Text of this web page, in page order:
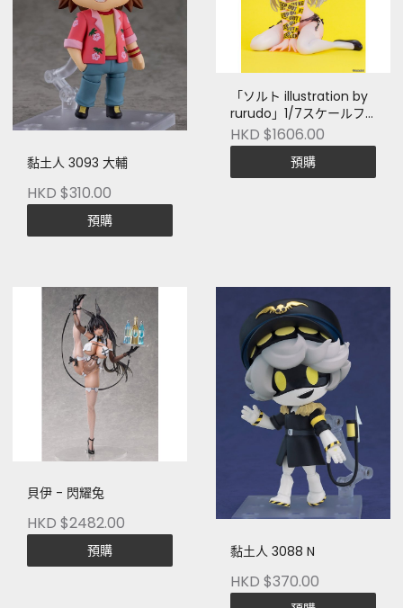
黏土人 3093 大輔
HKD $310.00
預購
「ソルト illustration by
rurudo」1/7スケールフ
ィギュア
HKD $1606.00
預購
貝伊 - 閃耀兔
HKD $2482.00
預購 黏土人 3088 N
HKD $370.00